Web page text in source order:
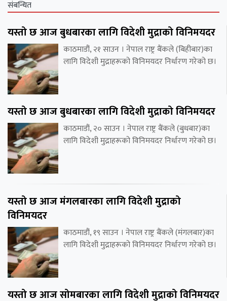
संबन्धित
यस्तो छ आज बुधबारका लागि विदेशी मुद्राको विनिमयदर
काठमाडौं, २१ साउन । नेपाल राष्ट्र बैंकले (बिहीबार)का
लागि विदेशी मुद्राहरूको विनिमयदर निर्धारण गरेको छ।
यस्तो छ आज बुधबारका लागि विदेशी मुद्राको विनिमयदर
काठमाडौं, २० साउन । नेपाल राष्ट्र बैंकले (बुधबार)का
लागि विदेशी मुद्राहरूको विनिमयदर निर्धारण गरेको छ।
यस्तो छ आज मंगलबारका लागि विदेशी मुद्राको
विनिमयदर
काठमाडौं, १९ साउन । नेपाल राष्ट्र बैंकले (मंगलबार)का
लागि विदेशी मुद्राहरूको विनिमयदर निर्धारण गरेको छ।
यस्तो छ आज सोमबारका लागि विदेशी मुद्राको विनिमयदर